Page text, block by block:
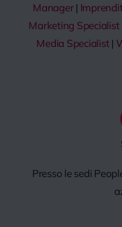
Manager|
Marketing Specialist
Media Specialist |
Presso le sedi